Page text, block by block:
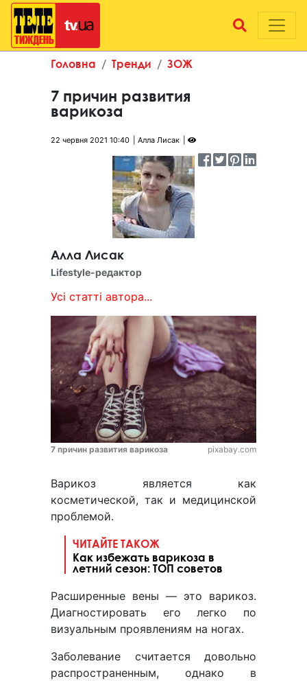
Головна Тренди ЗОЖ
7 причин развития
варикоза
22 червня 2021 10:40 Алла Лисак
Алла Лисак
Lifestyle-редактор
Усі статті автора...
7 причин развития варикоза pixabay.com
Варикоз является как
косметической, так и медицинской
проблемой.
ЧИТАЙТЕ ТАКОЖ
Как избежать варикоза в
летний сезон: ТОП советов
Расширенные вены — это варикоз.
Диагностировать его легко по
визуальным проявлениям на ногах.
Заболевание считается довольно
распространенным, однако в